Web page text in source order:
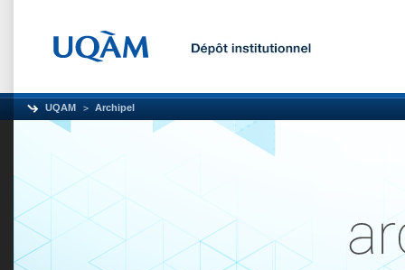
UQAM Archipel